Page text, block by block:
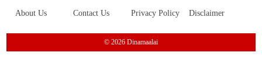
About Us Contact Us Privacy Policy Disclaimer
© 2026 Dinamaalai